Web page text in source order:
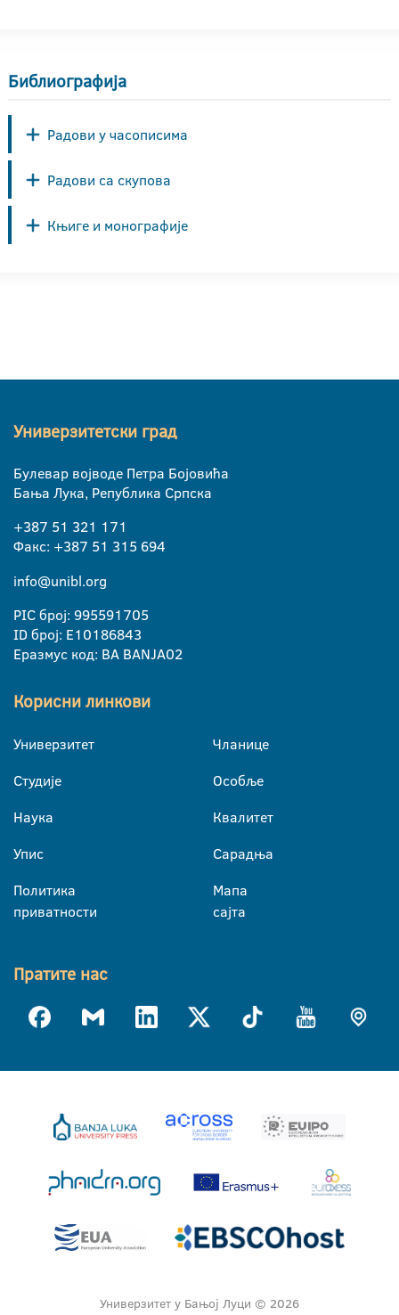
Библиографија
Радови у часописима
Радови са скупова
Књиге и монографије
Универзитетски град
Булевар војводе Петра Бојовића
Бања Лука, Република Српска
+387 51 321 171
Факс: +387 51 315 694
info@unibl.org
PIC број: 995591705
ID број: E10186843
Еразмус код: BA BANJA02
Корисни линкови
Универзитет
Студије
Наука
Упис
Политика
приватности
Чланице
Особље
Квалитет
Сарадња
Мапа
сајта
Пратите нас
Универзитет у Бањој Луци © 2026